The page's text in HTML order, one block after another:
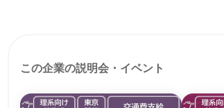
この企業の説明会・イベント